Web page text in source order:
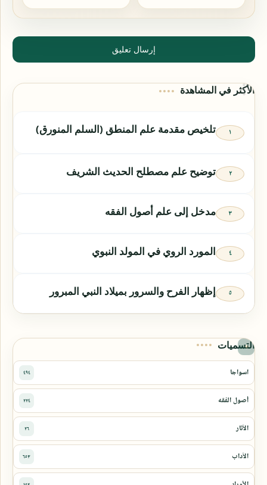
إرسال تعليق
الأكثر في المشاهدة
تلخيص مقدمة علم المنطق (السلم المنورق)
توضيح علم مصطلح الحديث الشريف
مدخل إلى علم أصول الفقه
المورد الروي في المولد النبوي
إظهار الفرح والسرور بميلاد النبي المبرور
التسميات